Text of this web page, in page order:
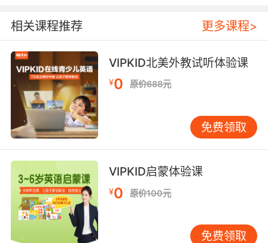
明显。 听的素材怎么选？儿歌和童谣是入门首
选。它们的节奏感强、重复性高，孩子很容易跟
唱。像 Super Simple Songs 这类专门为语言学
习设计的儿歌系列，语速慢、词汇简单、动作配
合度高，六岁的孩子听几遍就能跟着比划和哼
唱。儿歌之后，可以过渡到有情节的动画短片，
再到分级读物的配套音频。这个递进过程不用着
急，每一步走扎实了再往前推。 读的方面，很多
家长一上来就急着让孩子认字母、背单词，这个
顺序是反的。语言学习的自然路径永远是听、
说、读、写。六岁的孩子，听力输入积累到一定
程度之后，再引入阅读会顺畅得多。阅读启蒙可
以从绘本开始，选那种一页只有一句话、画面能
完整对应文字内容的书。家长陪着读，用手指着
相关课程推荐 更多课程>
VIPKID北美外教试听体验课
¥0 原价688元
免费领取
VIPKID启蒙体验课
¥0 原价100元
免费领取